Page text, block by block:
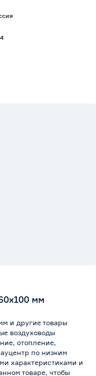
мм
и другие товары
воздуховоды
отопление,
по низким
характеристиками и
товаре, чтобы